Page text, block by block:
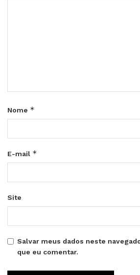
Nome *
E-mail *
Site
Salvar meus dados neste
que eu comentar.